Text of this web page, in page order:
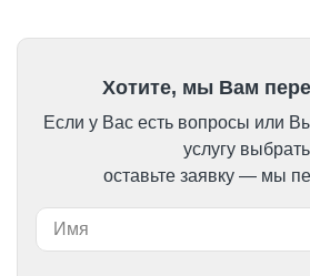
Хотите, мы Вам
Если у Вас есть вопросы или
услугу
оставьте заявку — мы